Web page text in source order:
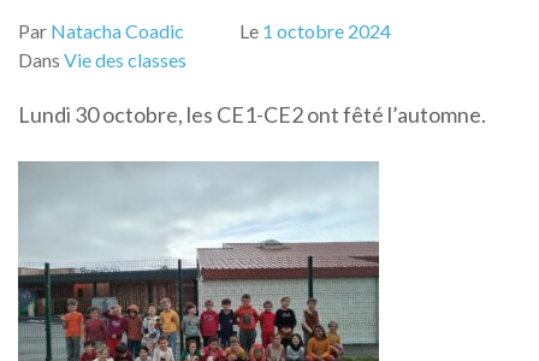
Par Natacha Coadic Le 1 octobre 2024
Dans Vie des classes
Lundi 30 octobre, les CE1-CE2 ont fêté l’automne.